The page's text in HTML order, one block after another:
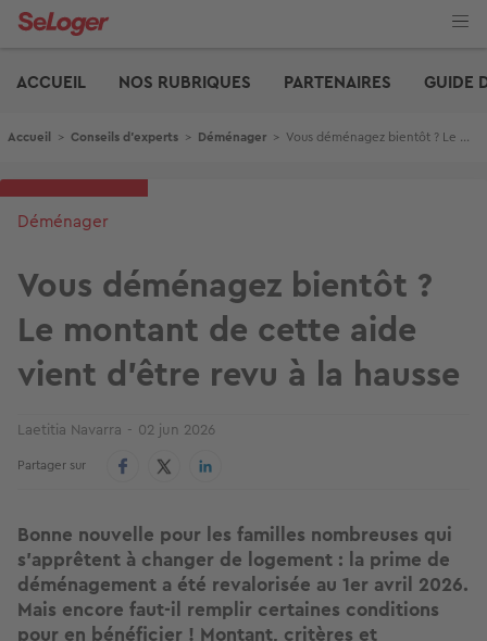
Aller
ACCUEIL
NOS RUBRIQUES PARTENAIRES GUIDE
Fil d'Ariane
Accueil > Conseils d'experts > Déménager > Vous déménagez bientôt ? Le montant de cette aide vient d’être revu à la hausse
Déménager
Vous déménagez bientôt ?
Le montant de cette aide
vient d’être revu à la hausse
Laetitia Navarra 02 jun 2026
Partager sur
Bonne nouvelle pour les familles nombreuses qui
s’apprêtent à changer de logement : la prime de
déménagement a été revalorisée au 1er avril 2026.
Mais encore faut-il remplir certaines conditions
pour en bénéficier ! Montant, critères et